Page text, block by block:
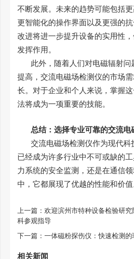
不断发展。未来的趋势可能包括更
更智能化的操作界面以及更强的
改进将进一步提升设备的实用性
发挥作用。
此外，随着人们对电磁辐射问
提高，交流电磁场检测仪的市场
长。对于企业和个人来说，掌握
法将成为一项重要的技能。
总结：选择专业可靠的交流电
交流电磁场检测仪作为现代科
已经成为许多行业中不可或缺的
力系统的安全监测，还是在通信
中，它都展现了优越的性能和价值
上一篇： 欢迎滨州市特种设备检验研
科参观指导
下一篇： 一体磁粉探伤仪：快速检测的
相关新闻